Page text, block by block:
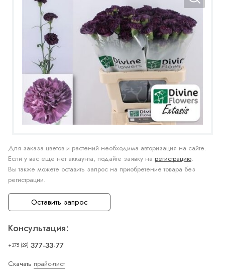
Для заказа цветов и растений необходима авторизация на сайте.
Если у вас еще нет аккаунта, подайте заявку на регистрацию.
Вы также можете оставить запрос на приобретение товара без
регистрации.
Оставить запрос
Консультация:
+375 (29) 377-33-77
Скачать прайс-лист